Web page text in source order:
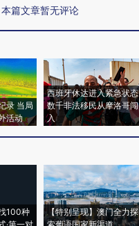
本篇文章暂无评论
录 当局
活动
西班牙休达进入紧急状态
数千非法移民从摩洛哥闯
入
100种
【特别呈现】澳门全力探